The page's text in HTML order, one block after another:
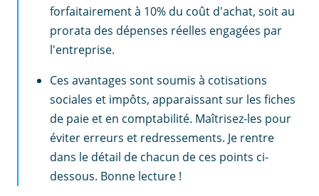
forfaitairement à 10% du coût d'achat, soit au
prorata des dépenses réelles engagées par
l'entreprise.
Ces avantages sont soumis à cotisations
sociales et impôts, apparaissant sur les fiches
de paie et en comptabilité. Maîtrisez-les pour
éviter erreurs et redressements. Je rentre
dans le détail de chacun de ces points ci-
dessous. Bonne lecture !